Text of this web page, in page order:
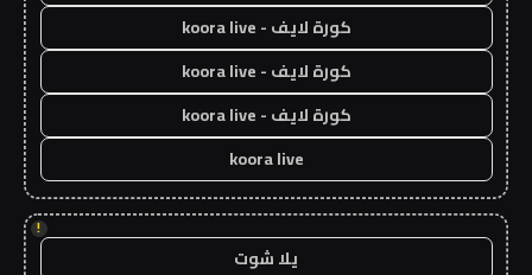
كورة لايف - koora live
كورة لايف - koora live
كورة لايف - koora live
koora live
!
يلا شوت